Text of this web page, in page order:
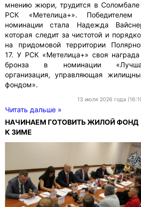
мнению жюри, трудится в Соломбале
РСК «Метелица+». Победителем
номинации стала Надежда
которая следит за чистотой и
на придомовой территории
17. У РСК «Метелица+» своя
бронза в номинации
организация, управляющая
фондом».
13 июля 2026 года
Читать дальше »
НАЧИНАЕМ ГОТОВИТЬ ЖИЛОЙ ФОНД
К ЗИМЕ